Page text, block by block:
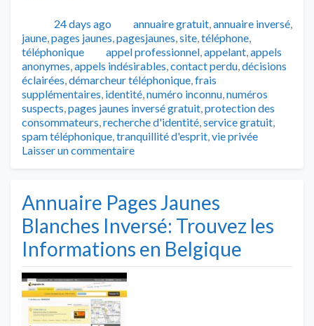
Publié24 days ago Catégories
annuaire gratuit,annuaire inversé,
jaune,pages jaunes,pagesjaunes,site,téléphone,
téléphonique
Tags
appel professionnel,appelant,appels
anonymes,appels indésirables,contact perdu,décisions
éclairées,démarcheur téléphonique,frais
supplémentaires, identité,numéro inconnu,numéros
suspects,pages jaunes inversé gratuit,protection des
consommateurs,recherche d'identité,service gratuit,
spam téléphonique,tranquillité d'esprit,vie privée
Laisser un commentaire
Annuaire Pages Jaunes
Blanches Inversé: Trouvez les
Informations en Belgique